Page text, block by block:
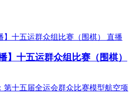
直播
】十五运群众组比赛（围棋）